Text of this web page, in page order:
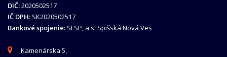
DIČ:2020502517
IČ DPH: SK2020502517
Bankové spojenie: SLSP, a.s. Spišská Nová Ves
Kamenárska 5,